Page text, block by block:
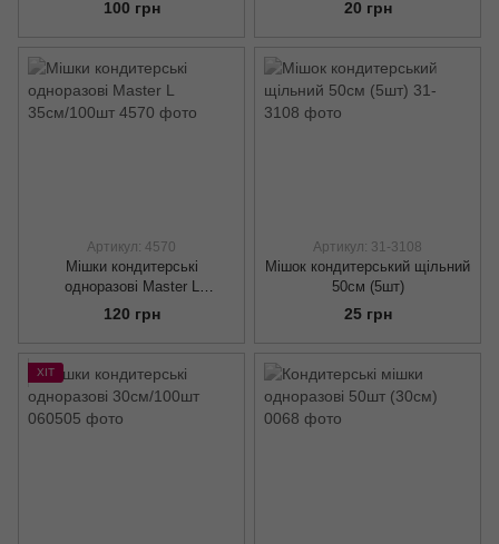
100 грн 20 грн
Артикул: 4570
Мішки кондитерські
одноразові Master L
35см/100шт
120 грн
Артикул: 31-3108
Мішок кондитерський щільний
50см (5шт)
25 грн
ХІТ